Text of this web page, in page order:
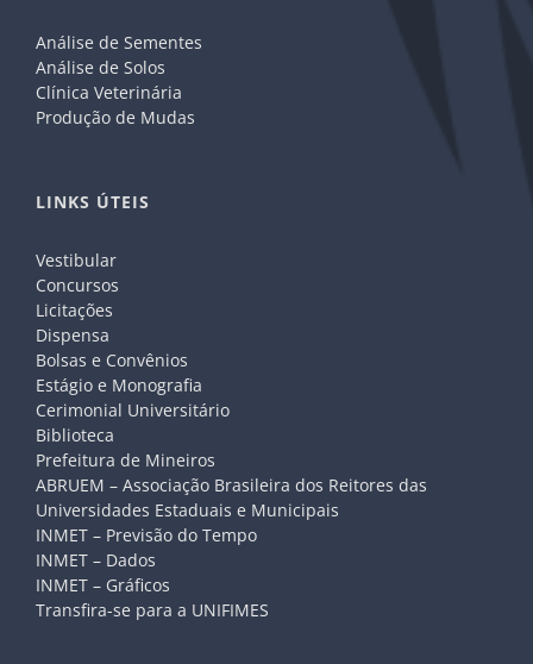
Análise de Sementes
Análise de Solos
Clínica Veterinária
Produção de Mudas
LINKS ÚTEIS
Vestibular
Concursos
Licitações
Dispensa
Bolsas e Convênios
Estágio e Monografia
Cerimonial Universitário
Biblioteca
Prefeitura de Mineiros
ABRUEM – Associação Brasileira dos Reitores das
Universidades Estaduais e Municipais
INMET – Previsão do Tempo
INMET – Dados
INMET – Gráficos
Transfira-se para a UNIFIMES